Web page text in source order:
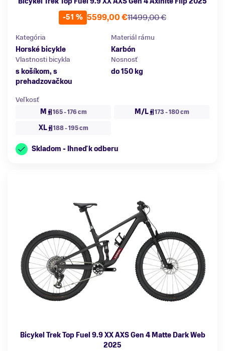
-51 %
11499,00 €
5599,00 €
Kategória
Horské bicykle
Materiál rámu
Karbón
Vlastnosti bicykla
s košíkom, s
prehadzovačkou
Nosnosť
do 150 kg
Veľkosť
M
165 - 176 cm M/L 173 - 180 cm
XL 188 - 195 cm
Skladom - Ihneď k odberu
Bicykel Trek Top Fuel 9.9 XX AXS Gen 4 Matte Dark Web
2025